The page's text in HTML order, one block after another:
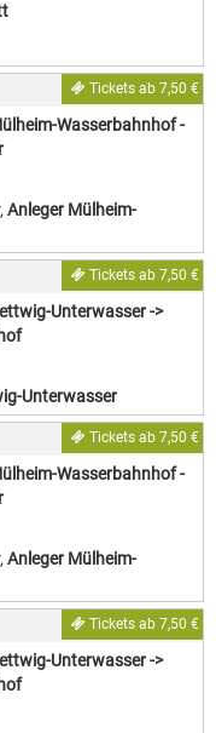
Tickets ab 7,50 €
Wasserbahnhof -
, Anleger Mülheim-
Tickets ab 7,50 €
Unterwasser ->
Unterwasser
Tickets ab 7,50 €
Wasserbahnhof -
, Anleger Mülheim-
Tickets ab 7,50 €
Unterwasser ->